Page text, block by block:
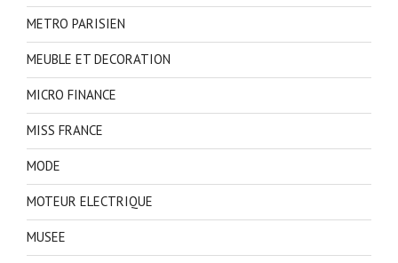
METRO PARISIEN
MEUBLE ET DECORATION
MICRO FINANCE
MISS FRANCE
MODE
MOTEUR ELECTRIQUE
MUSEE